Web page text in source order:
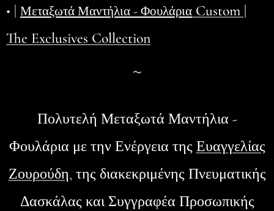
• | Μεταξωτά Μαντήλια - Φουλάρια Custom |
The Exclusives Collection
~
Πολυτελή Μεταξωτά Μαντήλια -
Φουλάρια με την Ενέργεια της Ευαγγελίας
Ζουρούδη, της διακεκριμένης Πνευματικής
Δασκάλας και Συγγραφέα Προσωπικής